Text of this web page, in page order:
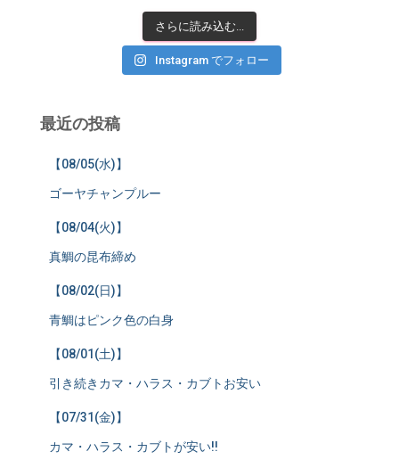
さらに読み込む...
Instagram でフォロー
最近の投稿
【08/05(水)】
ゴーヤチャンプルー
【08/04(火)】
真鯛の昆布締め
【08/02(日)】
青鯛はピンク色の白身
【08/01(土)】
引き続きカマ・ハラス・カブトお安い
【07/31(金)】
カマ・ハラス・カブトが安い!!